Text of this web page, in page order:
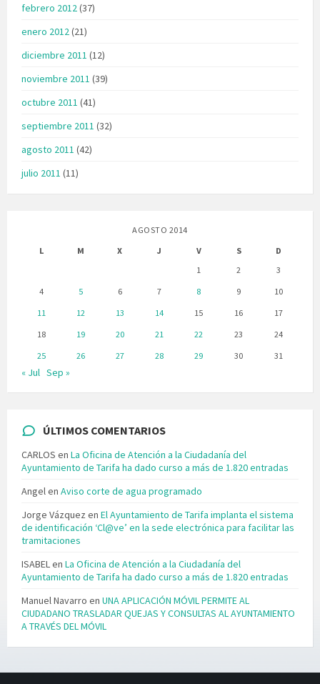
febrero 2012(37)
enero 2012(21)
diciembre 2011 (12)
noviembre 2011 (39)
octubre 2011 (41)
septiembre 2011 (32)
agosto 2011 (42)
julio 2011 (11)
AGOSTO 2014
L
M X J V S
D
1
2
3
4
5 6 7 8 9
10
11
12 13 14 15 16
17
18
19 20 21 22 23
24
25
26 27 28 29 30 31
« Jul Sep »
ÚLTIMOS COMENTARIOS
CARLOS en La Oficina de Atención a la Ciudadanía del
Ayuntamiento de Tarifa ha dado curso a más de 1.820 entradas
Angelen Aviso corte de agua programado
Jorge Vázquez en El Ayuntamiento de Tarifa implanta el sistema
de identificación ‘Cl@ve’ en la sede electrónica para facilitar las
tramitaciones
ISABELen La Oficina de Atención a la Ciudadanía del
Ayuntamiento de Tarifa ha dado curso a más de 1.820 entradas
Manuel Navarro en UNA APLICACIÓN MÓVIL PERMITE AL
CIUDADANO TRASLADAR QUEJAS Y CONSULTAS AL AYUNTAMIENTO
A TRAVÉS DEL MÓVIL